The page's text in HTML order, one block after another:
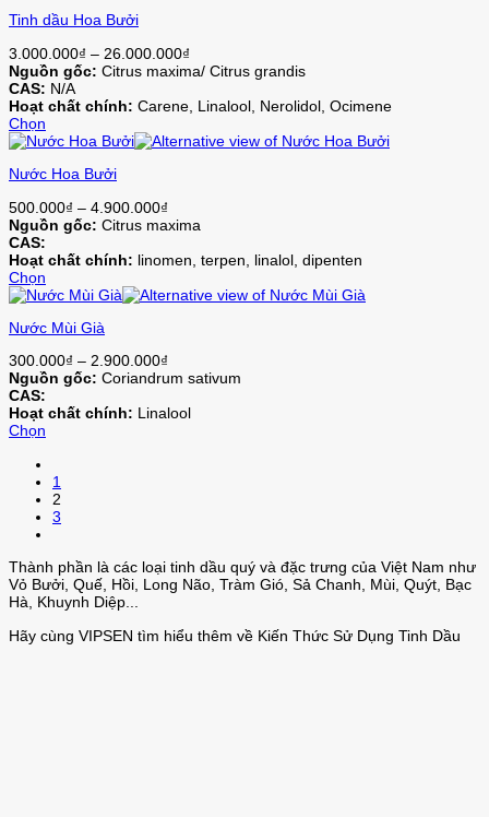
thể
chọn
trên
trang
sản
phẩm
này
nhiều
biến
thể.
Các
tùy
chọn
thể
chọn
trên
trang
sản
phẩm
Tinh dầu Hoa Bưởi
3.000.000₫ – 26.000.000₫
giá:
3.000.000₫
26.000.000₫
Nguồn gốc: Citrus maxima/ Citrus grandis
CAS: N/A
Hoạt chất chính: Carene, Linalool, Nerolidol, Ocimene
Chọn
Sản
này
nhiều
biến
thể.
Các
tùy
chọn
thể
chọn
trên
trang
sản
phẩm
Nước Hoa Bưởi
500.000₫ – 4.900.000₫
giá:
500.000₫
4.900.000₫
Nguồn gốc: Citrus maxima
CAS:
Hoạt chất chính: linomen, terpen, linalol, dipenten
Chọn
Sản
này
nhiều
biến
thể.
Các
tùy
được
chọn
sản
phẩm
Nước Mùi Già
300.000₫ – 2.900.000₫
giá:
300.000₫
Nguồn gốc: Coriandrum sativum
CAS:
Hoạt chất chính: Linalool
Chọn
phẩm
nhiều
biến
Các
tùy
chọn
thể
1
2
3
Thành phần là các loại tinh dầu quý và đặc trưng của Việt Nam như
Vỏ Bưởi, Quế, Hồi, Long Não, Tràm Gió, Sả Chanh, Mùi, Quýt, Bạc
Hà, Khuynh Diệp...
Hãy cùng VIPSEN tìm hiểu thêm về Kiến Thức Sử Dụng Tinh Dầu